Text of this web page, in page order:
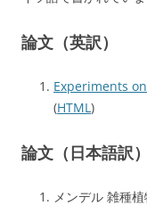
論文（英訳）
Experiments
(HTML)
論文（日本語訳）
メンデル 雑種